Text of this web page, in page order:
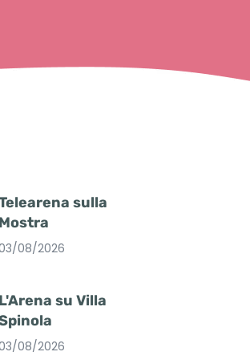
sulla
Mostra
08/2026
L'Arena su Villa
08/2026